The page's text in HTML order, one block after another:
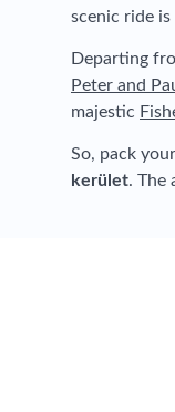
scenic ride is
Departing
Peter and
majestic
So, pack
kerület. The